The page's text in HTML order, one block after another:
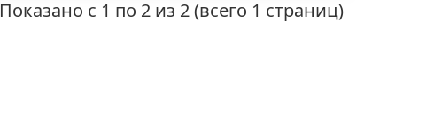
Показано с 1 по 2 из 2 (всего 1 страниц)